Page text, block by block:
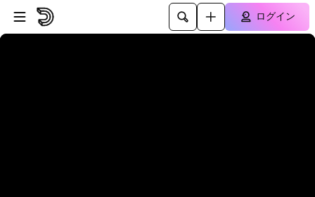
プレイヤーにスキップ
メインコンテンツにスキップ
ログイン